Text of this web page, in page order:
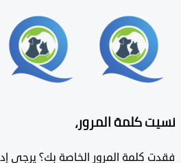
كلمة المرور،
كلمة المرور الخاصة بك؟ يرجى إدخال